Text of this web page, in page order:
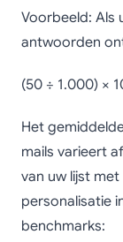
Voorbeeld: Als
antwoorden
(50 ÷ 1.000) ×
Het
mails varieert
van uw lijst
personalisatie
benchmarks: